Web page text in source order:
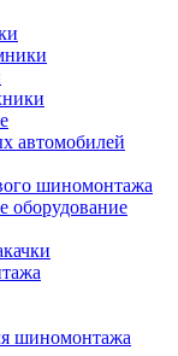
автомобилей
шиномонтажа
оборудование
шиномонтажа